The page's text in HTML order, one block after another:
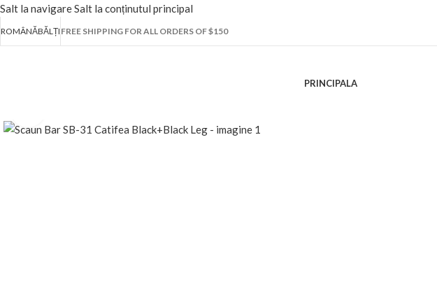
Salt la navigareSalt la conținutul principal
ROMÂNĂBĂLȚI FREE SHIPPING FOR ALL ORDERS OF $150
PRINCIPALA